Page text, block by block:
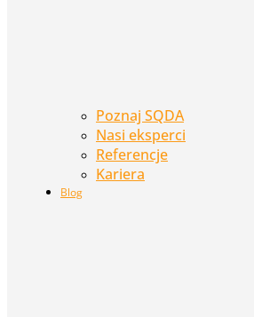
Poznaj SQDA
Nasi eksperci
Referencje
Kariera
Blog